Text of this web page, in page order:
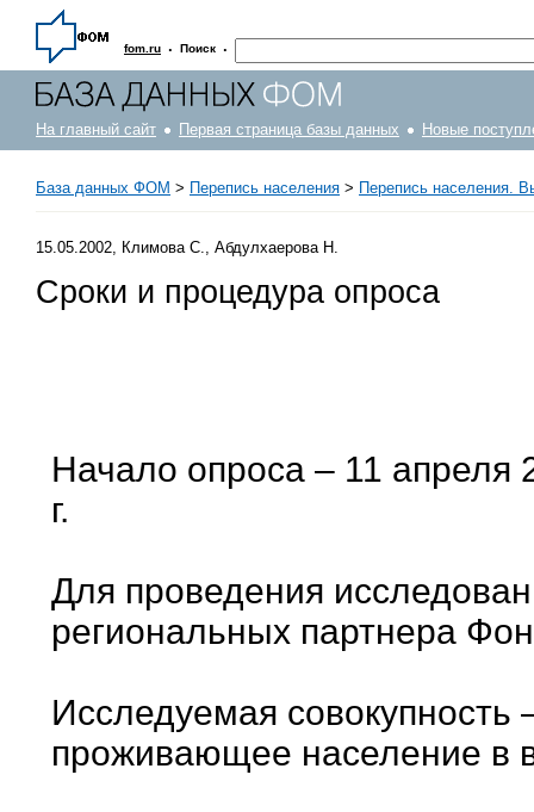
fom.ru · Поиск ·
На главный сайт Первая страница базы данных Новые
База данных ФОМ > Перепись населения > Перепись населения.
15.05.2002, Климова С., Абдулхаерова Н.
Сроки и процедура опроса
Начало опроса – 11 апреля
г.
Для проведения
региональных партнера
Исследуемая совокупность
проживающее население в